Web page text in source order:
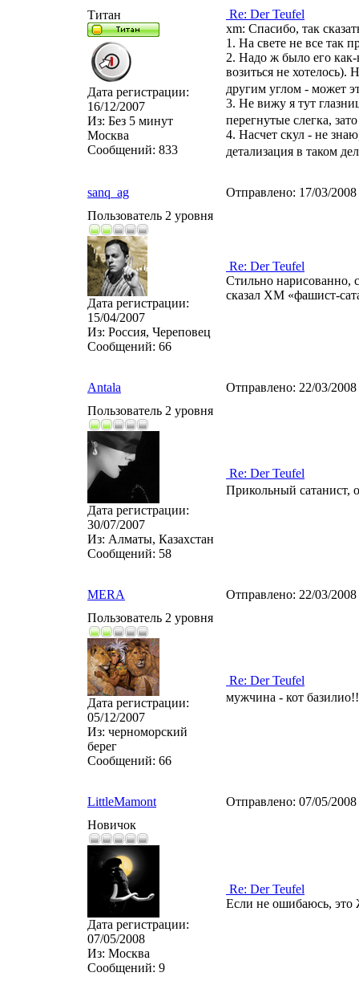
Титан
Дата регистрации:
16/12/2007
Из: Без 5 минут
Москва
Сообщений: 833
Re: Der Teufel
xm: Спасибо, так
1. На свете не все так
2. Надо ж было его как-
возиться не хотелось).
другим углом - может
3. Не вижу я тут
перегнутые слегка,
4. Насчет скул - не
детализация в таком
sanq_ag Отправлено: 17/03/
Пользователь 2 уровня
Дата регистрации:
15/04/2007
Из: Россия, Череповец
Сообщений: 66
Re: Der Teufel
Стильно нарисованно,
сказал XM «фашист-
Antala Отправлено: 22/03/
Пользователь 2 уровня
Дата регистрации:
30/07/2007
Из: Алматы, Казахстан
Сообщений: 58
Re: Der Teufel
Прикольный сатанист,
MERA Отправлено: 22/03/
Пользователь 2 уровня
Дата регистрации:
05/12/2007
Из: черноморский
берег
Сообщений: 66
Re: Der Teufel
мужчина - кот
LittleMamont Отправлено: 07/05/
Новичок
Дата регистрации:
07/05/2008
Из: Москва
Сообщений: 9
Re: Der Teufel
Если не ошибаюсь,